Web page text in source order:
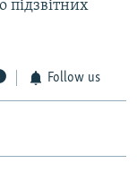
підзвітних
Follow us